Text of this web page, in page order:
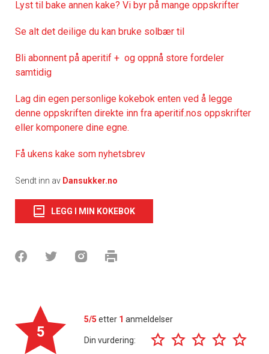
Lyst til bake annen kake? Vi byr på mange oppskrifter
Se alt det deilige du kan bruke solbær til
Bli abonnent på aperitif + og oppnå store fordeler
samtidig
Lag din egen personlige kokebok enten ved å legge
denne oppskriften direkte inn fra aperitif.nos oppskrifter
eller komponere dine egne.
Få ukens kake som nyhetsbrev
Sendt inn av Dansukker.no
LEGG I MIN KOKEBOK
5
5/5 etter 1 anmeldelser
Din vurdering: